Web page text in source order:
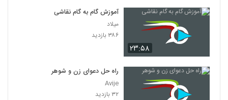
۲۳:۵۸
آموزش گام به گام نقاشی
میلاد
۳۸۶ بازدید
راه حل دعوای زن و شوهر
Avije
۳۲ بازدید